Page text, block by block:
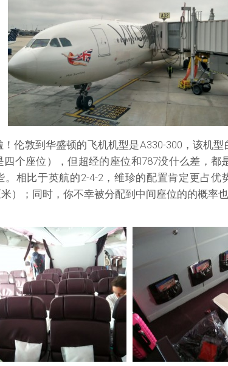
伦敦到华盛顿的飞机机型是A330-300，该机
四个座位），但超经的座位和787没什么差，都
。相比于英航的2-4-2，维珍的配置肯定更占优
米）；同时，你不幸被分配到中间座位的的概率